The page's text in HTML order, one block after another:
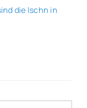
die Ischn in